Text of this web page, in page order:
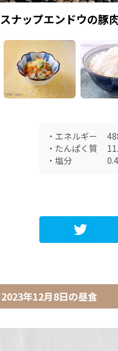
スナップエンドウの豚
・ エネルギー
・ たんぱく質
・ 塩分 0.4
2023年12月8日の昼食